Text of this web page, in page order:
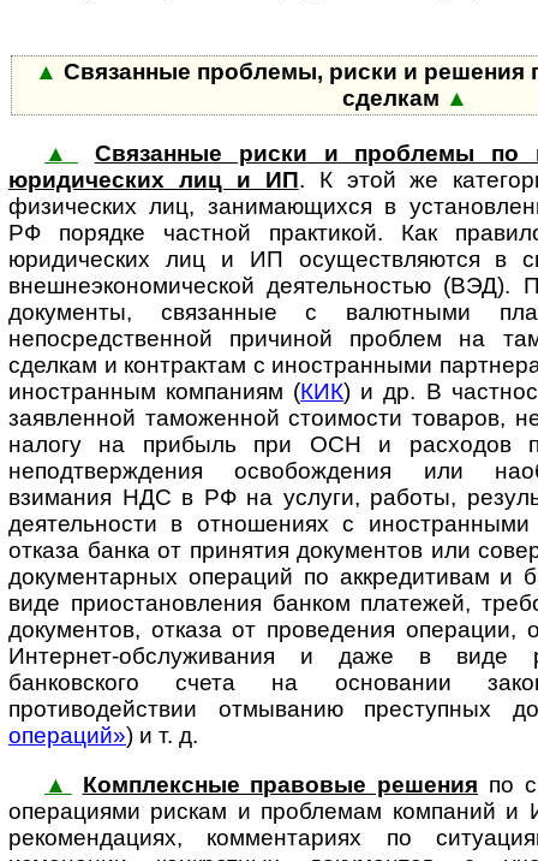
▲ Связанные проблемы, риски и решения
сделкам ▲
▲
Связанные риски и проблемы по
юридических лиц и ИП. К этой же
физических лиц, занимающихся в
РФ порядке частной практикой. Как
юридических лиц и ИП осуществляются в
внешнеэкономической деятельностью (ВЭД).
документы, связанные с валютными
непосредственной причиной проблем на
сделкам и контрактам с иностранными
иностранным компаниям (КИК) и др. В
заявленной таможенной стоимости товаров,
налогу на прибыль при ОСН и расходов
неподтверждения освобождения или
взимания НДС в РФ на услуги, работы,
деятельности в отношениях с
отказа банка от принятия документов или
документарных операций по аккредитивам и
виде приостановления банком платежей,
документов, отказа от проведения операции,
Интернет-обслуживания и даже в виде
банковского счета на основании
противодействии отмыванию преступных
операций») и т. д.
▲
Комплексные правовые решения по
операциями рискам и проблемам ком­па­ний и
рекомендациях, комментариях по